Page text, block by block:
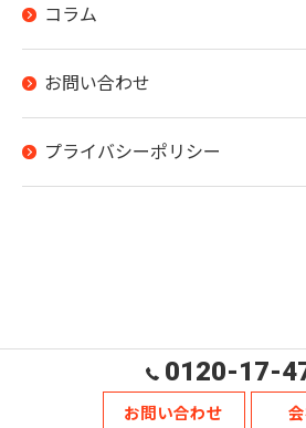
コラム
お問い合わせ
プライバシーポリシー
0120-17-
お問い合わせ